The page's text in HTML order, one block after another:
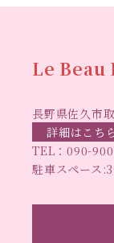
リウムレ
スハート ベッ
リジナルデザイン 仏花
Le Beau
長野県佐久市
詳細はこち
TEL：090-
駐車スペース